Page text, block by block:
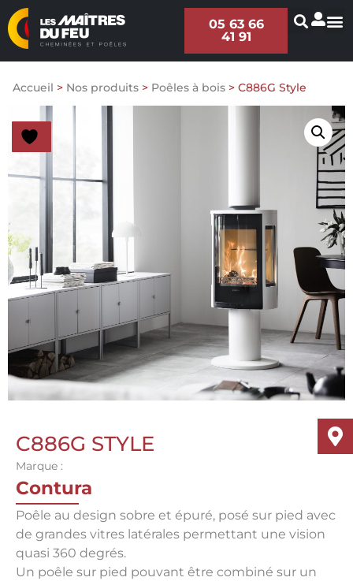
05 63 66
41 91
Accueil > Nos produits > Poêles à bois > C886G Style
C886G STYLE
Marque :
Contura
Poêle au design sobre et épuré, posé sur pied avec
de grandes vitres latérales permettant une vision
quasi 360 degrés.
Un poêle sur pied pouvant être combiné sur un